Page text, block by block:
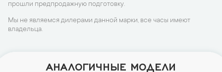
прошли предпродажную подготовку.
Мы не являемся дилерами данной марки, все часы имеют
владельца.
АНАЛОГИЧНЫЕ МОДЕЛИ